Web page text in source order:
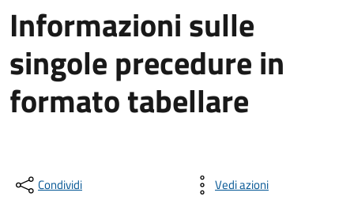
Informazioni sulle
singole precedure in
formato tabellare
Condividi Vedi azioni